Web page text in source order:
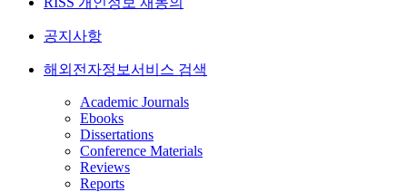
공지사항
해외전자정보서비스 검색
Academic Journals
Ebooks
Dissertations
Conference Materials
Reviews
Reports